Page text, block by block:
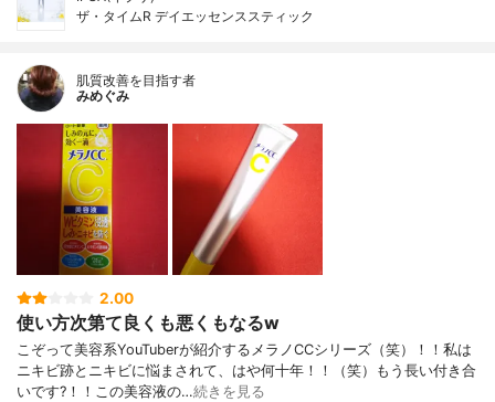
ザ・タイムR デイエッセンススティック
肌質改善を目指す者
みめぐみ
2.00
使い方次第て良くも悪くもなるw
こぞって美容系YouTuberが紹介するメラノCCシリーズ（笑）！！私は
ニキビ跡とニキビに悩まされて、はや何十年！！（笑）もう長い付き合
いです?！！この美容液の…続きを見る